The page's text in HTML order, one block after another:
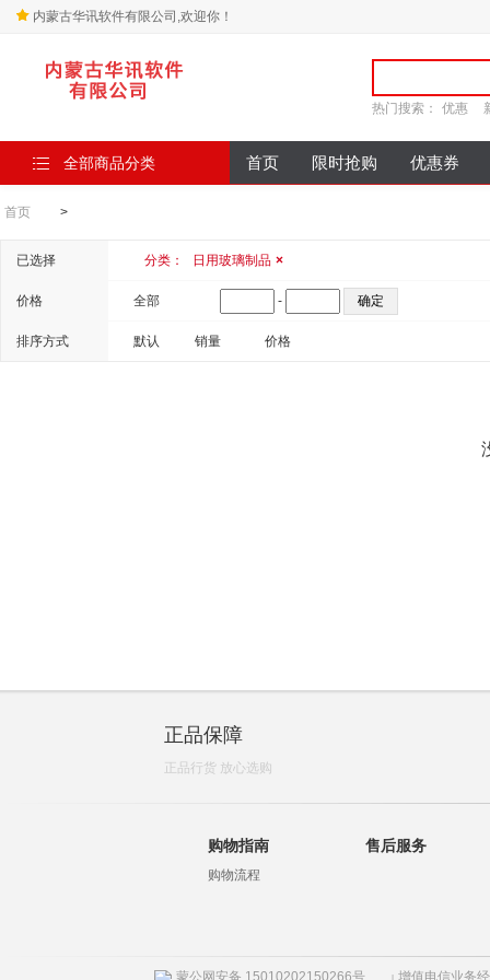
内蒙古华讯软件有限公司,欢迎你！
热门搜索： 优惠
全部商品分类 首页 限时抢购 优惠券
首页 >
已选择 分类： 日用玻璃制品 ×
价格 全部 -
排序方式 默认 销量 价格
正品保障
正品行货 放心选购
购物指南
购物流程
售后服务